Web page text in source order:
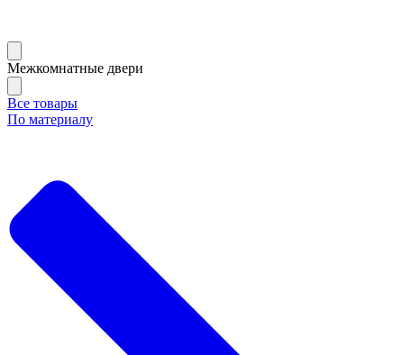
Межкомнатные двери
Все товары
По материалу